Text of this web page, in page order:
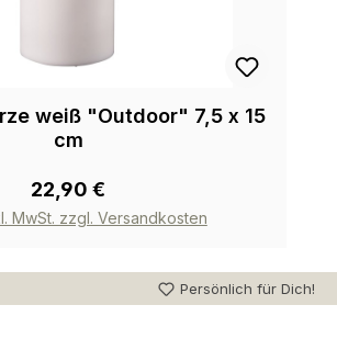
weiß "Outdoor" 7,5 x 15
cm
22,90 €
MwSt. zzgl. Versandkosten
Persönlich für Dich!